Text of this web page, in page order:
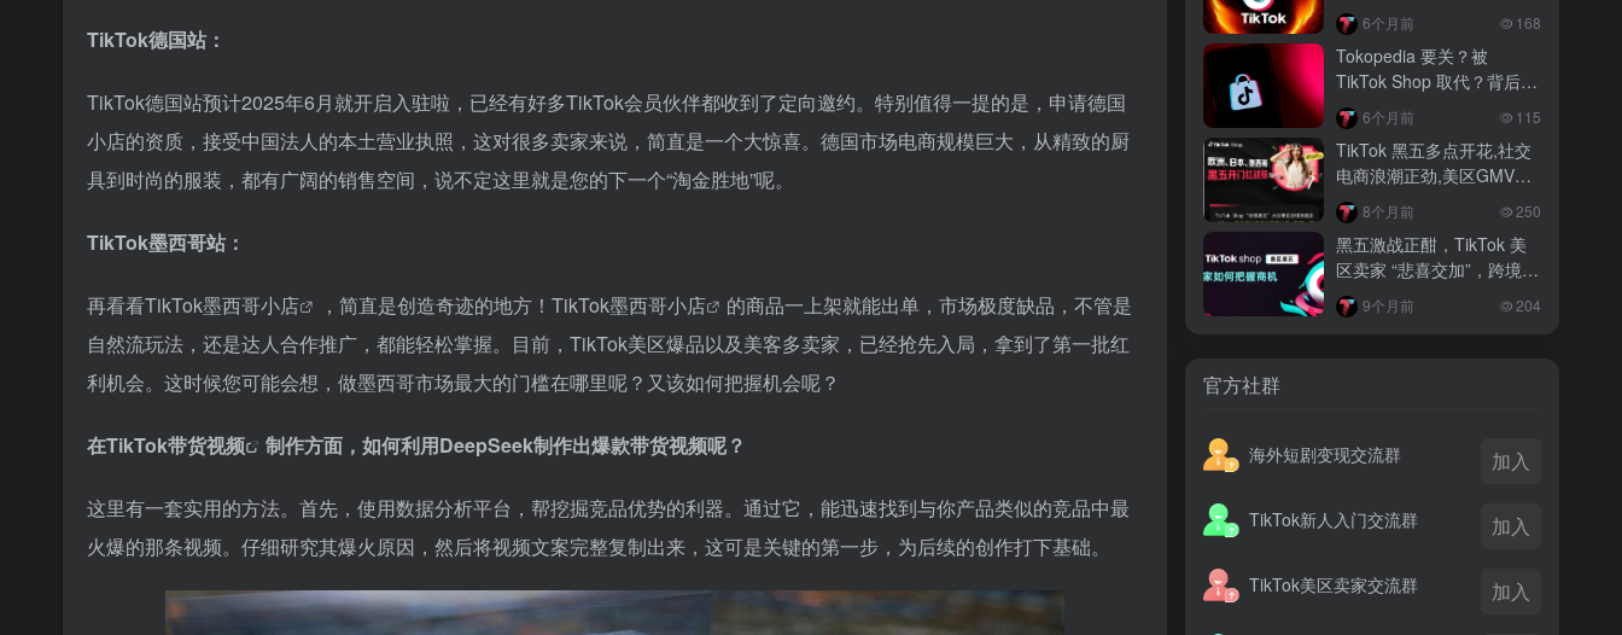
TikTok德国站：
TikTok德国站预计2025年6月就开启入驻啦，已经有好多TikTok会员伙伴都收到了定向邀约。特别值得一提的是，申请德国
小店的资质，接受中国法人的本土营业执照，这对很多卖家来说，简直是一个大惊喜。德国市场电商规模巨大，从精致的厨
具到时尚的服装，都有广阔的销售空间，说不定这里就是您的下一个“淘金胜地”呢。
TikTok墨西哥站：
再看看TikTok墨西哥小店 ，简直是创造奇迹的地方！ TikTok墨西哥小店
的商品一上架就能出单，市场极度缺品，不管是
自然流玩法，还是达人合作推广，都能轻松掌握。目前，TikTok美区爆品以及美客多卖家，已经抢先入局，拿到了第一批红
利机会。这时候您可能会想，做墨西哥市场最大的门槛在哪里呢？又该如何把握机会呢？
在TikTok带货视频 制作方面，如何利用DeepSeek制作出爆款带货视频呢？
这里有一套实用的方法。首先，使用数据分析平台，帮挖掘竞品优势的利器。通过它，能迅速找到与你产品类似的竞品中最
火爆的那条视频。仔细研究其爆火原因，然后将视频文案完整复制出来，这可是关键的第一步，为后续的创作打下基础。
3 月前
越南监管出手核查Shopee、TikTok
Shop涨价行为，佣金调整遭调查
3 月前
TikTok Shop 印尼推出出海项目 助力本
土品牌开拓东南亚市场
3 月前
TikTok Shop 英美周榜出炉 美妆家居成
两大热销主力
6个月前 168
Tokopedia 要关？被
TikTok Shop 取代？背后真
相大揭秘！
6个月前 115
TikTok 黑五多点开花,社交
电商浪潮正劲,美区GMV突
破35亿8个月前 250
黑五激战正酣，TikTok 美
区卖家 “悲喜交加”，跨境电
商路在何方？
9个月前 204
官方社群
海外短剧变现交流群 加入
TikTok新人入门交流群 加入
TikTok美区卖家交流群 加入